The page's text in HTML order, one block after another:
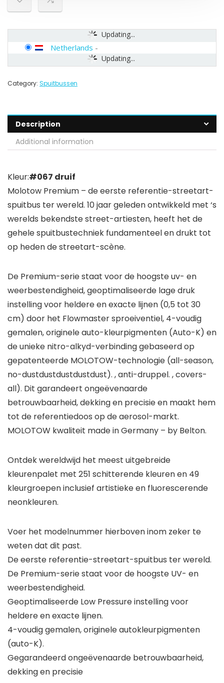
Updating...
Updating...
Netherlands -
Category: Spuitbussen
Description
Additional information
Kleur:#067 druif
Molotow Premium – de eerste referentie-streetart-
spuitbus ter wereld. 10 jaar geleden ontwikkeld met ‘s
werelds bekendste street-artiesten, heeft het de
gehele spuitbustechniek fundamenteel en drukt tot
op heden de streetart-scène.
De Premium-serie staat voor de hoogste uv- en
weerbestendigheid, geoptimaliseerde lage druk
instelling voor heldere en exacte lijnen (0,5 tot 30
cm) door het Flowmaster sproeiventiel, 4-voudig
gemalen, originele auto-kleurpigmenten (Auto-K) en
de unieke nitro-alkyd-verbinding gebaseerd op
gepatenteerde MOLOTOW-technologie (all-season,
no-dustdustdustdustdust). , anti-druppel. , covers-
all). Dit garandeert ongeëvenaarde
betrouwbaarheid, dekking en precisie en maakt hem
tot de referentiedoos op de aerosol-markt.
MOLOTOW kwaliteit made in Germany – by Belton.
Ontdek wereldwijd het meest uitgebreide
kleurenpalet met 251 schitterende kleuren en 49
kleurgroepen inclusief artistieke en fluorescerende
neonkleuren.
Voer het modelnummer hierboven inom zeker te
weten dat dit past.
De eerste referentie-streetart-spuitbus ter wereld.
De Premium-serie staat voor de hoogste UV- en
weerbestendigheid.
Geoptimaliseerde Low Pressure instelling voor
heldere en exacte lijnen.
4-voudig gemalen, originele autokleurpigmenten
(auto-K).
Gegarandeerd ongeëvenaarde betrouwbaarheid,
dekking en precisie